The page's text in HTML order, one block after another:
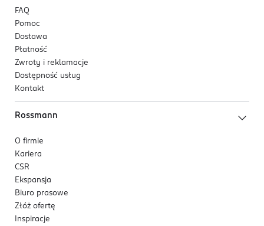
FAQ
Pomoc
Dostawa
Płatność
Zwroty i reklamacje
Dostępność usług
Kontakt
Rossmann
O firmie
Kariera
CSR
Ekspansja
Biuro prasowe
Złóż ofertę
Inspiracje